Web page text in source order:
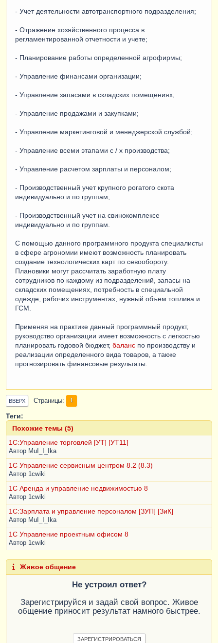
- Учет деятельности автотранспортного подразделения;
- Отражение хозяйственного процесса в
регламентированной отчетности и учете;
- Планирование работы определенной агрофирмы;
- Управление финансами организации;
- Управление запасами в складских помещениях;
- Управление продажами и закупками;
- Управление маркетинговой и менеджерской службой;
- Управление всеми этапами с / х производства;
- Управление расчетом зарплаты и персоналом;
- Производственный учет крупного рогатого скота
индивидуально и по группам;
- Производственный учет на свинокомплексе
индивидуально и по группам.
С помощью данного программного продукта специалисты
в сфере агрономии имеют возможность планировать
создание технологических карт по севообороту.
Плановики могут рассчитать заработную плату
сотрудников по каждому из подразделений, запасы на
складских помещениях, потребность в специальной
одежде, рабочих инструментах, нужный объем топлива и
ГСМ.
Применяя на практике данный программный продукт,
руководство организации имеет возможность с легкостью
планировать годовой бюджет, баланс по производству и
реализации определенного вида товаров, а также
прогнозировать финансовые результаты.
ВВЕРХ Страницы 1
Теги:
Похожие темы (5)
1С:Управление торговлей [УТ] [УТ11]
Автор MuI_I_Ika
1С Управление сервисным центром 8.2 (8.3)
Автор 1cwiki
1С Аренда и управление недвижимостью 8
Автор 1cwiki
1С:Зарплата и управление персоналом [ЗУП] [ЗиК]
Автор MuI_I_Ika
1С Управление проектным офисом 8
Автор 1cwiki
Живое общение
Не устроил ответ?
Зарегистрируйся и задай свой вопрос. Живое
общение приносит результат намного быстрее.
ЗАРЕГИСТРИРОВАТЬСЯ